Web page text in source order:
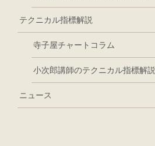
テクニカル指標解説
寺子屋チャートコラム
小次郎講師のテクニカル指標解説
ニュース